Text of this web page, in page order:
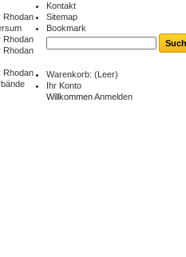
Kontakt
Sitemap
Bookmark
Warenkorb: (Leer)
Ihr Konto
WillkommenAnmelden
Rhodan
Rhodan
Rhodan
Rhodan